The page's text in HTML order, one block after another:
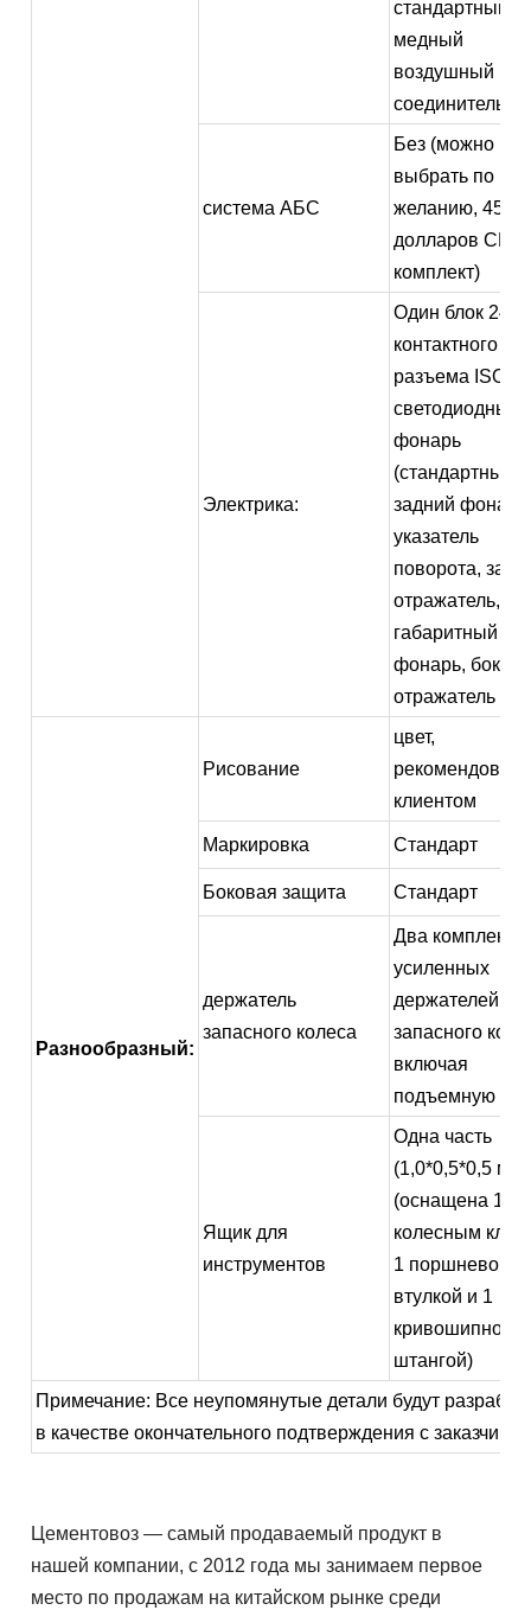
стандартный
медный
воздушный
соединитель.
система АБС
Без (можно
выбрать по
желанию, 450
долларов
комплект)
Электрика:
Один блок 24 В
контактного
разъема ISO
светодиодный
фонарь
(стандартный
задний
указатель
поворота,
отражатель,
габаритный
фонарь,
отражатель и т.
Разнообразный:
Рисование
цвет,
клиентом
Маркировка Стандарт
Боковая защита Стандарт
держатель
запасного колеса
Два комплекта
усиленных
держателей
запасного
включая
подъемную
Ящик для
инструментов
Одна часть
(1,0*0,5*0,5 м)
(оснащена 1
колесным
1 поршневой
втулкой и 1
кривошипной
штангой)
Примечание: Все неупомянутые детали будут
в качестве окончательного подтверждения с
Цементовоз — самый продаваемый продукт в
нашей компании, с 2012 года мы занимаем первое
место по продажам на китайском рынке среди